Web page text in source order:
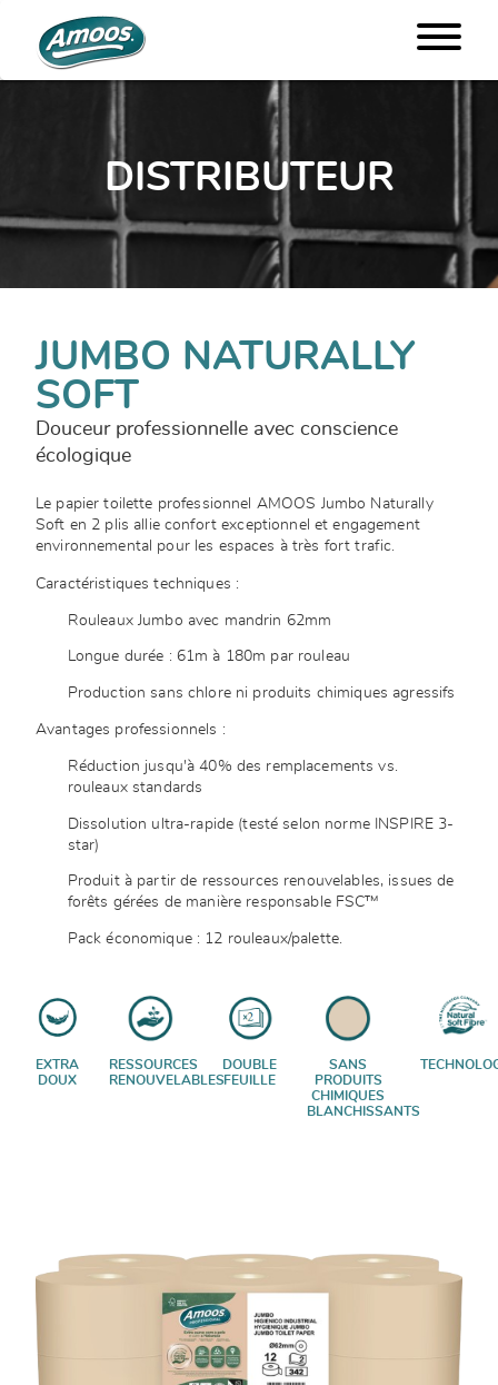
DISTRIBUTEUR
JUMBO NATURALLY
SOFT
Douceur professionnelle avec conscience
écologique
Le papier toilette professionnel AMOOS Jumbo Naturally
Soft en 2 plis allie confort exceptionnel et engagement
environnemental pour les espaces à très fort trafic.
Caractéristiques techniques :
Rouleaux Jumbo avec mandrin 62mm
Longue durée : 61m à 180m par rouleau
Production sans chlore ni produits chimiques agressifs
Avantages professionnels :
Réduction jusqu'à 40% des remplacements vs.
rouleaux standards
Dissolution ultra-rapide (testé selon norme INSPIRE 3-
star)
Produit à partir de ressources renouvelables, issues de
forêts gérées de manière responsable FSC™
Pack économique : 12 rouleaux/palette.
EXTRA
DOUX
RESSOURCES
RENOUVELABLES
DOUBLE
FEUILLE
SANS
PRODUITS
CHIMIQUES
BLANCHISSANTS